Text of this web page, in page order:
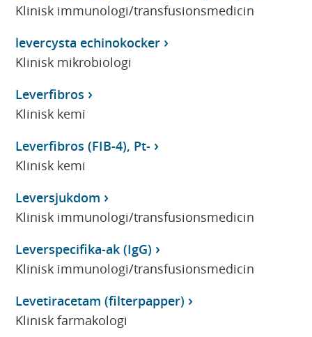
Klinisk immunologi/transfusionsmedicin
levercysta echinokocker
Klinisk mikrobiologi
Leverfibros
Klinisk kemi
Leverfibros (FIB-4), Pt-
Klinisk kemi
Leversjukdom
Klinisk immunologi/transfusionsmedicin
Leverspecifika-ak (IgG)
Klinisk immunologi/transfusionsmedicin
Levetiracetam (filterpapper)
Klinisk farmakologi